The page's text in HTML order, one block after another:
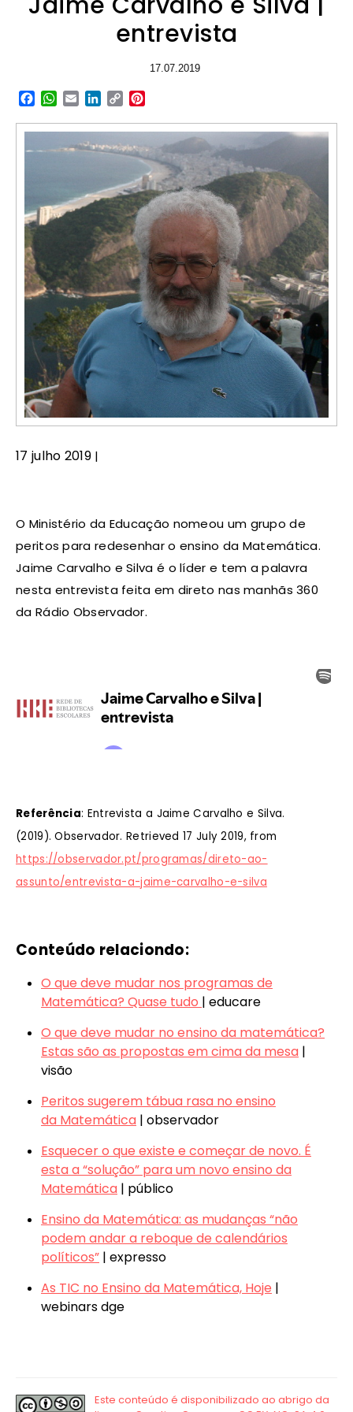
entrevista
17.07.2019
Facebook
WhatsApp
EmailLinkedIn
Copy
17 julho 2019|
O Ministério da Educação nomeou um grupo de
peritos para redesenhar o ensino da Matemática.
Jaime Carvalho e Silva é o líder e tem a palavra
nesta entrevista feita em direto nas manhãs 360
da Rádio Observador.
Referência: Entrevista a Jaime Carvalho e Silva.
(2019). Observador. Retrieved 17 July 2019, from
https://observador.pt/programas/direto-ao-
assunto/entrevista-a-jaime-carvalho-e-silva
Conteúdo relaciondo:
O que deve mudar nos programas de
Matemática? Quase tudo | educare
O que deve mudar no ensino da matemática?
Estas são as propostas em cima da mesa |
visão
Peritos sugerem tábua rasa no ensino
da Matemática | observador
Esquecer o que existe e começar de novo. É
esta a “solução” para um novo ensino da
Matemática | público
Ensino da Matemática: as mudanças “não
podem andar a reboque de calendários
políticos” | expresso
As TIC no Ensino da Matemática, Hoje |
webinars dge